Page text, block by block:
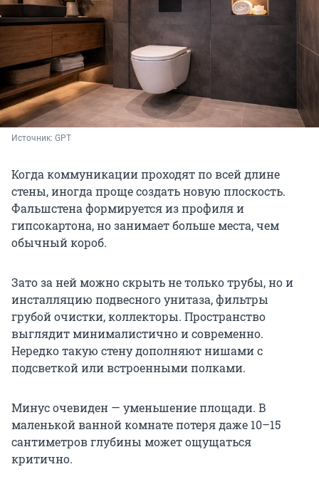
Источник: GPT
Когда коммуникации проходят по всей длине
стены, иногда проще создать новую плоскость.
Фальшстена формируется из профиля и
гипсокартона, но занимает больше места, чем
обычный короб.
Зато за ней можно скрыть не только трубы, но и
инсталляцию подвесного унитаза, фильтры
грубой очистки, коллекторы. Пространство
выглядит минималистично и современно.
Нередко такую стену дополняют нишами с
подсветкой или встроенными полками.
Минус очевиден — уменьшение площади. В
маленькой ванной комнате потеря даже 10–15
сантиметров глубины может ощущаться
критично.